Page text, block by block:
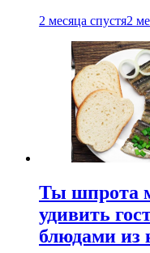
2 месяца спустя2
Ты шпрота
удивить
блюдами из